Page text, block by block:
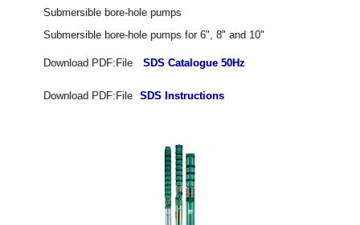
Submersible bore-hole pumps
Submersible bore-hole pumps for 6", 8" and 10"
Download PDF:File SDS Catalogue 50Hz
Download PDF:File SDS Instructions